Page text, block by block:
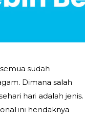
sudah
Dimana salah
hari adalah jenis.
ini hendaknya